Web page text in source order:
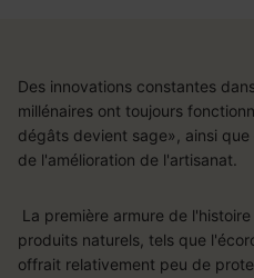
Des innovations constantes
millénaires ont toujours
dégâts devient sage», ainsi
de l'amélioration de l'artisanat.
La première armure de
produits naturels, tels que
offrait relativement peu de